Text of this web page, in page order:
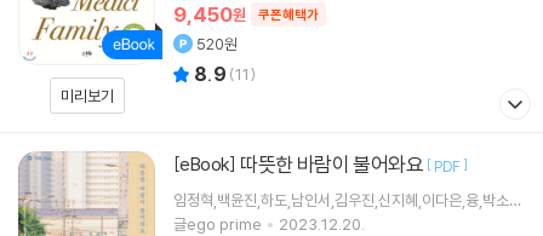
미리보기
9,450원 쿠폰혜택가
520원
8.9 (11)
[eBook] 따뜻한 바람이 불어와요 [ PDF ]
임정혁,백윤진,하도,남인서,김우진,신지혜,이다은,융,박소
연,팽씨 저
글ego prime 2023.12.20.